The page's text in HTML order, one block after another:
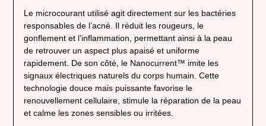
Le microcourant utilisé agit directement sur les bactéries
responsables de l’acné. Il réduit les rougeurs, le
gonflement et l’inflammation, permettant ainsi à la peau
de retrouver un aspect plus apaisé et uniforme
rapidement. De son côté, le Nanocurrent™ imite les
signaux électriques naturels du corps humain. Cette
technologie douce mais puissante favorise le
renouvellement cellulaire, stimule la réparation de la peau
et calme les zones sensibles ou irritées.